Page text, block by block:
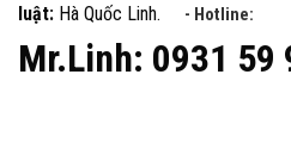
luật: Hà Quốc Linh. - Hotline:
Mr.Linh: 0931 59